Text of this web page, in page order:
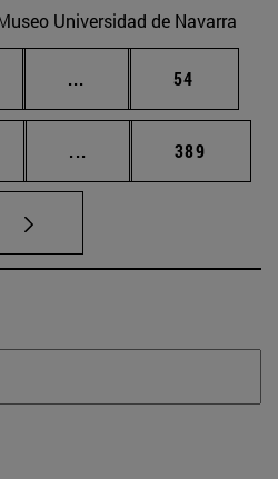
Universidad de Navarra
... Páginas intermedias
Página
54
... Páginas intermedias
Página
389